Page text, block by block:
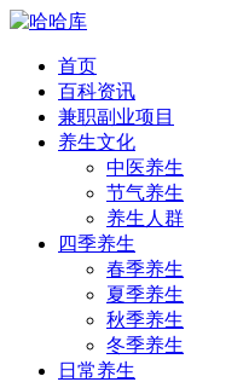
首页
百科资讯
兼职副业项目
养生文化
中医养生
节气养生
养生人群
四季养生
春季养生
夏季养生
秋季养生
冬季养生
日常养生